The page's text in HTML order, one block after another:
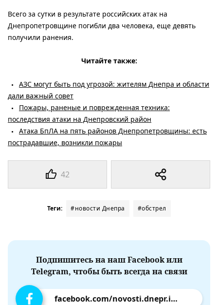
42
Всего за сутки в результате российских атак на
Днепропетровщине погибли два человека, еще девять
получили ранения.
Читайте также:
АЗС могут быть под угрозой: жителям Днепра и области
дали важный совет
Пожары, раненые и поврежденная техника:
последствия атаки на Днепровский район
Атака БпЛА на пять районов Днепропетровщины: есть
пострадавшие, возникли пожары
Теги: #новости Днепра #обстрел
Подпишитесь на наш Facebook или
Telegram, чтобы быть всегда на связи
facebook.com/novosti.dnepr.info